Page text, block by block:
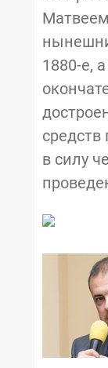
1880-е,
средств
в силу